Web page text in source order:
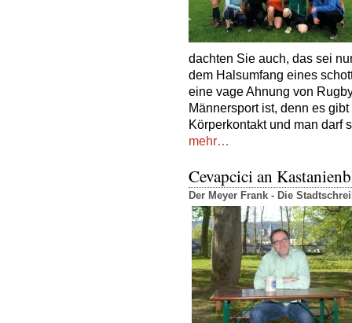
dachten Sie auch, das sei
dem Halsumfang eines
eine vage Ahnung von
Männersport ist, denn es
Körperkontakt und man darf
mehr…
Cevapcici an
Der Meyer Frank - Die